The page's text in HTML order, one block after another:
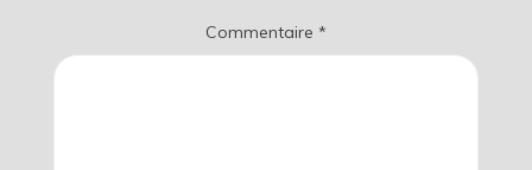
Commentaire *